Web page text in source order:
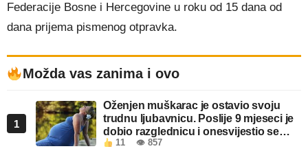
Federacije Bosne i Hercegovine u roku od 15 dana od
dana prijema pismenog otpravka.
Možda vas zanima i ovo
1
Oženjen muškarac je ostavio svoju
trudnu ljubavnicu. Poslije 9 mjeseci je
dobio razglednicu i onesvijestio se
kada je pročitao šta piše!
11 👁 857